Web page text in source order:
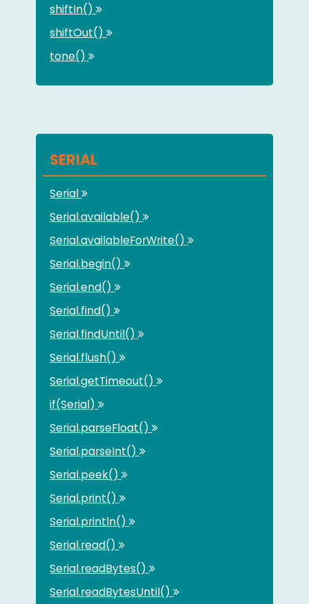
shiftIn()
shiftOut()
tone()
SERIAL
Serial
Serial.available()
Serial.availableForWrite()
Serial.begin()
Serial.end()
Serial.find()
Serial.findUntil()
Serial.flush()
Serial.getTimeout()
if(Serial)
Serial.parseFloat()
Serial.parseInt()
Serial.peek()
Serial.print()
Serial.println()
Serial.read()
Serial.readBytes()
Serial.readBytesUntil()